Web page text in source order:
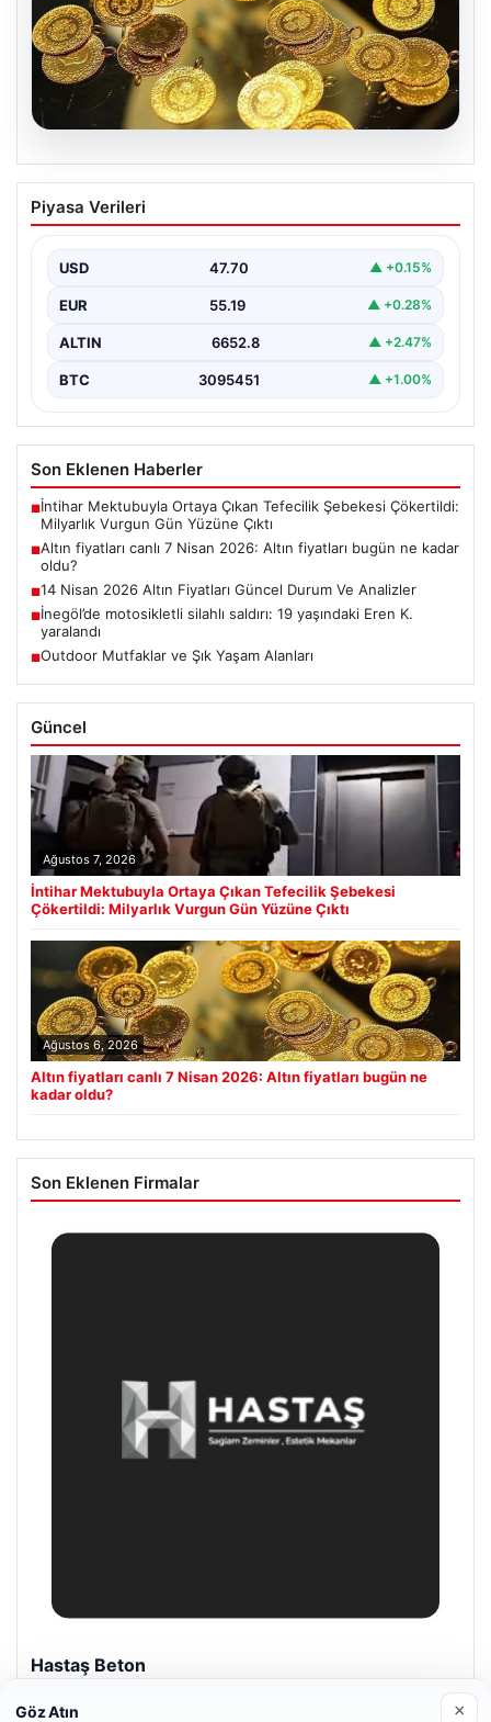
Altın fiyatları canlı 7 Nisan 2026: Altın
fiyatları bugün ne kadar oldu?
Piyasa Verileri
USD 47.70 ▲ +0.15%
EUR 55.19 ▲ +0.28%
ALTIN 6652.8 ▲ +2.47%
BTC 3095451 ▲ +1.00%
Son Eklenen Haberler
■İntihar Mektubuyla Ortaya Çıkan Tefecilik Şebekesi Çökertildi:
Milyarlık Vurgun Gün Yüzüne Çıktı
■Altın fiyatları canlı 7 Nisan 2026: Altın fiyatları bugün ne kadar
oldu?
■14 Nisan 2026 Altın Fiyatları Güncel Durum Ve Analizler
■İnegöl’de motosikletli silahlı saldırı: 19 yaşındaki Eren K.
yaralandı
■Outdoor Mutfaklar ve Şık Yaşam Alanları
Güncel
Ağustos 7, 2026
İntihar Mektubuyla Ortaya Çıkan Tefecilik Şebekesi
Çökertildi: Milyarlık Vurgun Gün Yüzüne Çıktı
Ağustos 6, 2026
Altın fiyatları canlı 7 Nisan 2026: Altın fiyatları bugün ne
kadar oldu?
Son Eklenen Firmalar
Prenses Night Club
Göz Atın ×